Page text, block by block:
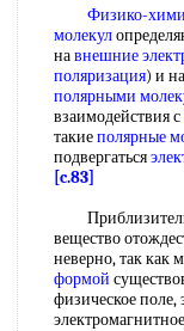
Физико-
молекул
навнешние
поляризация) и
полярными
взаимодействия с
такиеполярные
подвергаться
[c.83]
вещество
неверно, так как
формой
физическое поле,